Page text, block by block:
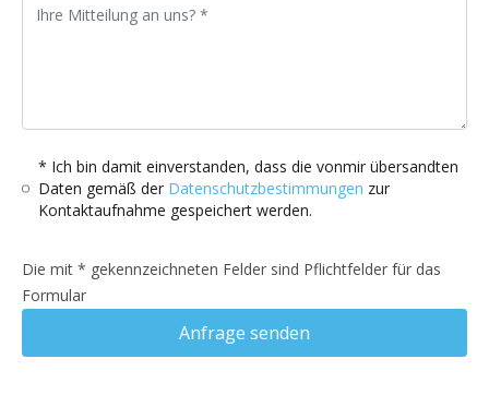
* Ich bin damit einverstanden, dass die vonmir übersandten
Daten gemäß der Datenschutzbestimmungen zur
Kontaktaufnahme gespeichert werden.
Die mit * gekennzeichneten Felder sind Pflichtfelder für das
Formular
Anfrage senden